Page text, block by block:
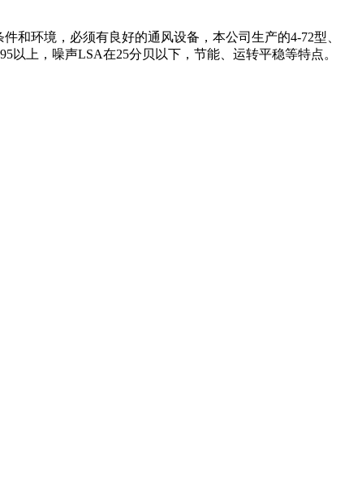
和环境，必须有良好的通风设备，本公司生产的4-72型、
上，噪声LSA在25分贝以下，节能、运转平稳等特点。